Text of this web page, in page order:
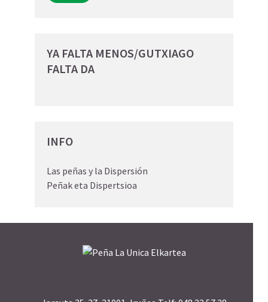
YA FALTA MENOS/GUTXIAGO
FALTA DA
INFO
Las peñas y la Dispersión
Peñak eta Dispertsioa